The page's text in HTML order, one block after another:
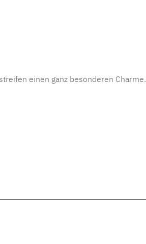
einen ganz besonderen Charme.